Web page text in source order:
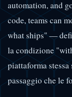
automation, and
code, teams can
what ships" —
la condizione
piattaforma
passaggio che le